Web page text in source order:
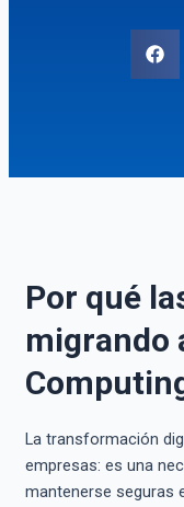
Por qué
migrando
La transformación
empresas: es una
mantenerse seguras